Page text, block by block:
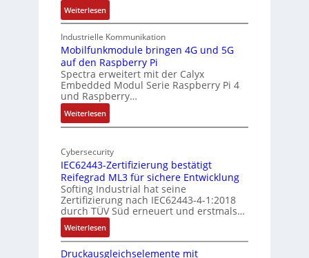
rI
a
n
d
E
g
e
Weiterlesen:
1
9
-
Z
o
l
l
-
I
d
u
t
r
i
e
-
Industrielle Kommunikation
Mobilfunkmodule bringen 4G und 5G
auf den Raspberry Pi
Spectra erweitert mit der Calyx
Embedded Modul Serie Raspberry Pi 4
und Raspberry…
Weiterlesen:
M
b
i
f
u
n
k
m
Cybersecurity
IEC62443-Zertifizierung bestätigt
Reifegrad ML3 für sichere Entwicklung
Softing Industrial hat seine
Zertifizierung nach IEC62443-4-1:2018
durch TÜV Süd erneuert und erstmals…
Weiterlesen:
I
E
Druckausgleichselemente mit